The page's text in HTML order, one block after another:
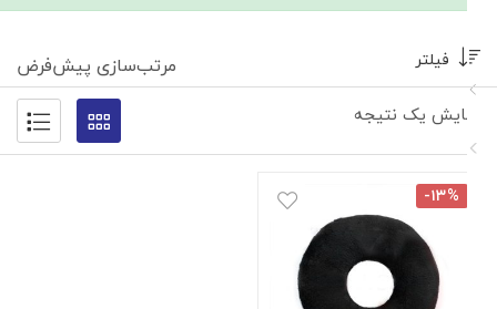
نمایش یک نتیجه
فیلتر مرتب‌سازی پیش‌فرض
-۱۳%